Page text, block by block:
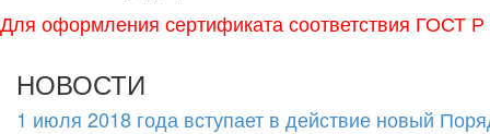
Для оформления сертификата соответствия ГОСТ Р
НОВОСТИ
1 июля 2018 года вступает в действие новый